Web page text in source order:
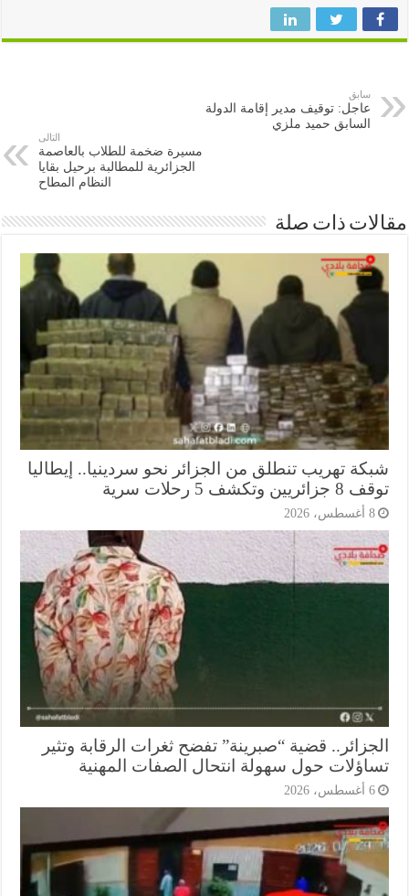
عاجل: توقيف مدير إقامة الدولة
السابق حميد ملزي
مسيرة ضخمة للطلاب بالعاصمة
الجزائرية للمطالبة برحيل بقايا
النظام المطاح
ذات صلة
تهريب تنطلق من الجزائر نحو سردينيا.. إيطاليا
وتكشف 5 رحلات سرية
قضية “صبرينة” تفضح ثغرات الرقابة وتثير
حول سهولة انتحال الصفات المهنية